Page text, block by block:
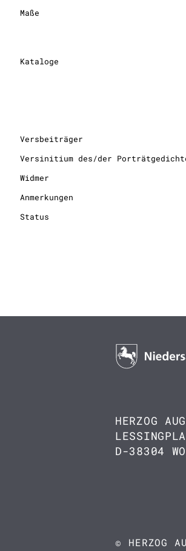
Maße
Kataloge
Versbeiträger
Versinitium des/der
Widmer
Anmerkungen
Status
HERZOG
D-38304
© HERZOG